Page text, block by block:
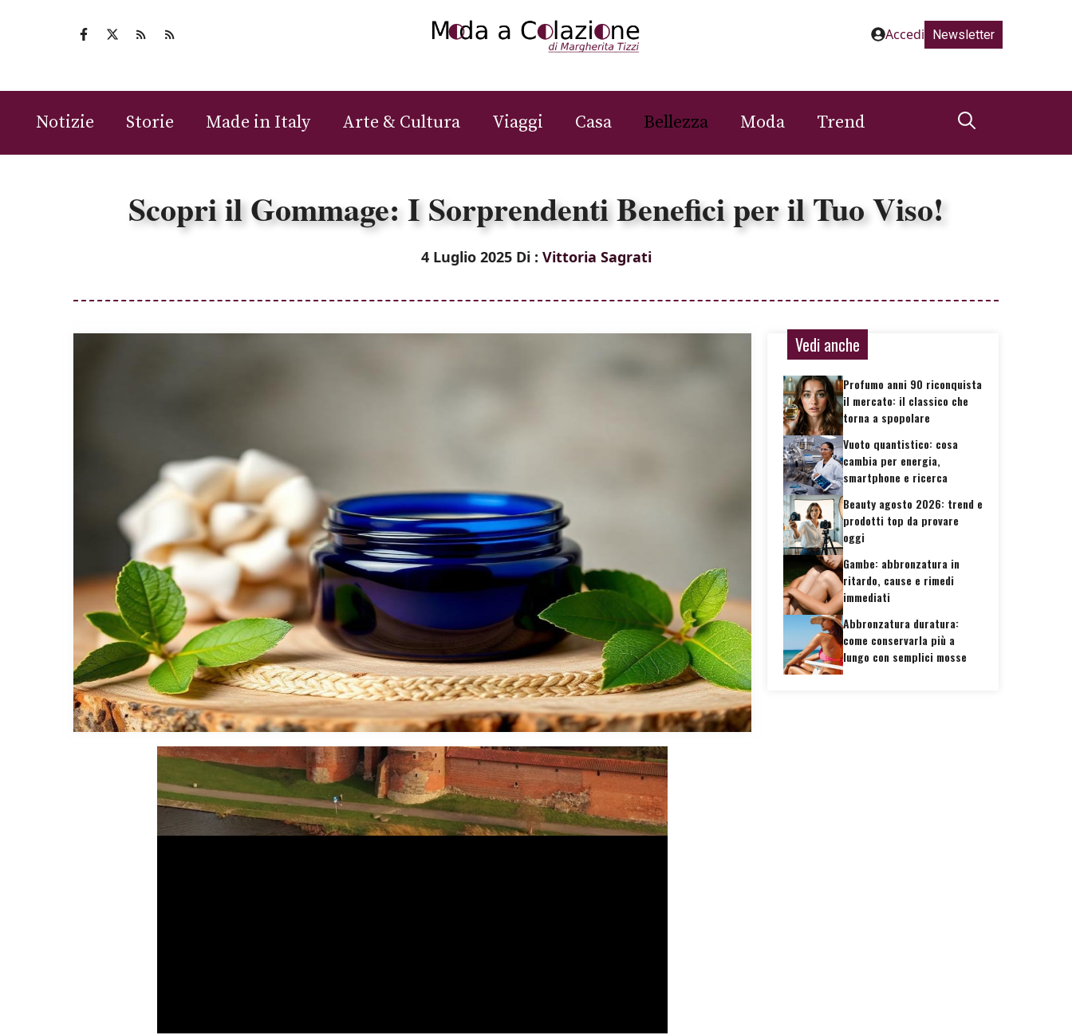
Accedi Newsletter
Notizie Storie Made in Italy Arte & Cultura Viaggi Casa Bellezza Moda Trend
Scopri il Gommage: I Sorprendenti Benefici per il Tuo Viso!
4 Luglio 2025 Di : Vittoria Sagrati
Vedi anche
Profumo anni 90 riconquista
il mercato: il classico che
torna a spopolare
Vuoto quantistico: cosa
cambia per energia,
smartphone e ricerca
Beauty agosto 2026: trend e
prodotti top da provare
oggi
Gambe: abbronzatura in
ritardo, cause e rimedi
immediati
Abbronzatura duratura:
come conservarla più a
lungo con semplici mosse